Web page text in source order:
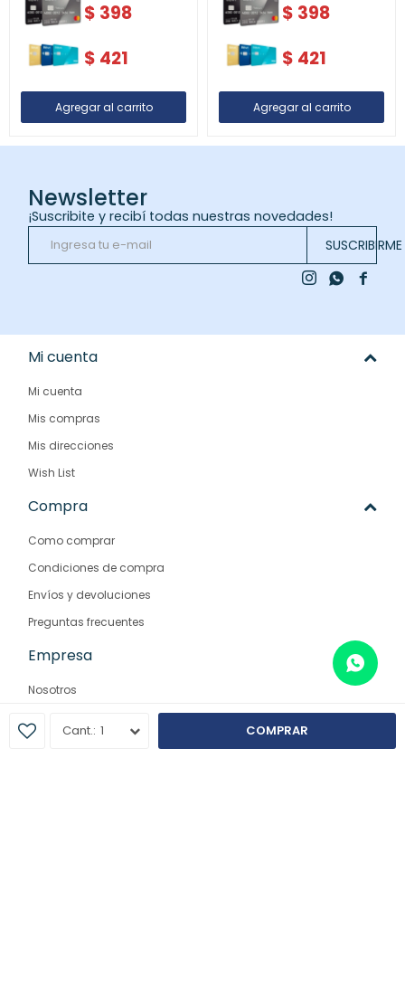
1 COMPRAR
$ 398
$ 421
$ 398
$ 421
Newsletter
¡Suscribite y recibí todas nuestras novedades!
SUSCRIBIRME

 
Mi cuenta
Mi cuenta
Mis compras
Mis direcciones
Wish List
Compra
Como comprar
Condiciones de compra
Envíos y devoluciones
Preguntas frecuentes
Empresa
Nosotros